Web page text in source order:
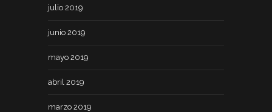
julio 2019
junio 2019
mayo 2019
abril 2019
marzo 2019